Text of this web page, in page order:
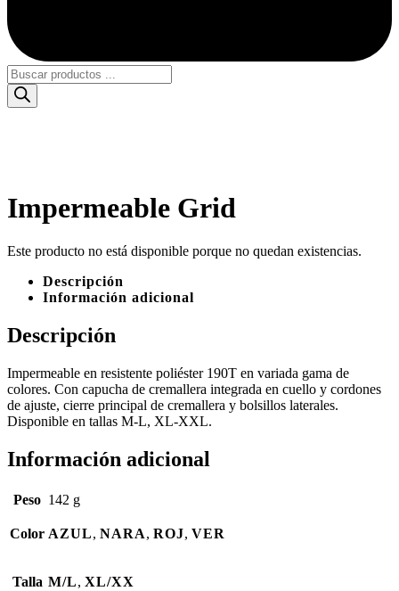
Búsqueda
de
productos
Impermeable Grid
Este producto no está disponible porque no quedan existencias.
Descripción
Información adicional
Descripción
Impermeable en resistente poliéster 190T en variada gama de
colores. Con capucha de cremallera integrada en cuello y cordones
de ajuste, cierre principal de cremallera y bolsillos laterales.
Disponible en tallas M-L, XL-XXL.
Información adicional
Peso 142 g
Color AZUL, NARA, ROJ, VER
Talla M/L, XL/XX